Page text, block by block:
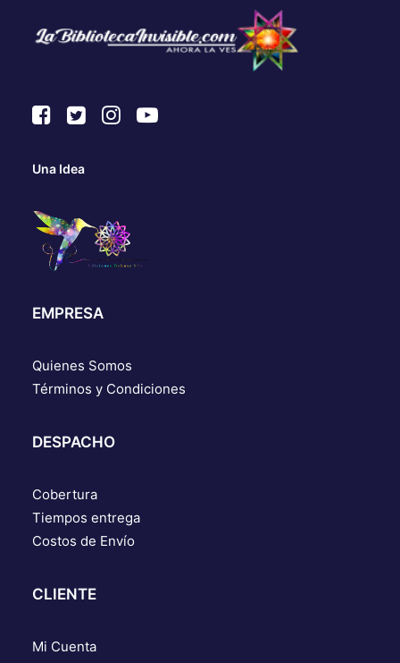
Una Idea
EMPRESA
Quienes Somos
Términos y Condiciones
DESPACHO
Cobertura
Tiempos entrega
Costos de Envío
CLIENTE
Mi Cuenta